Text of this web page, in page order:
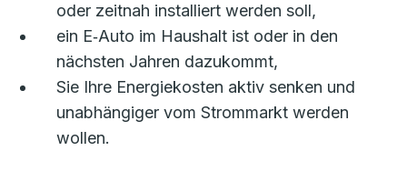
oder zeitnah installiert werden soll,
ein E‑Auto im Haushalt ist oder in den
nächsten Jahren dazukommt,
Sie Ihre Energiekosten aktiv senken und
unabhängiger vom Strommarkt werden
wollen.